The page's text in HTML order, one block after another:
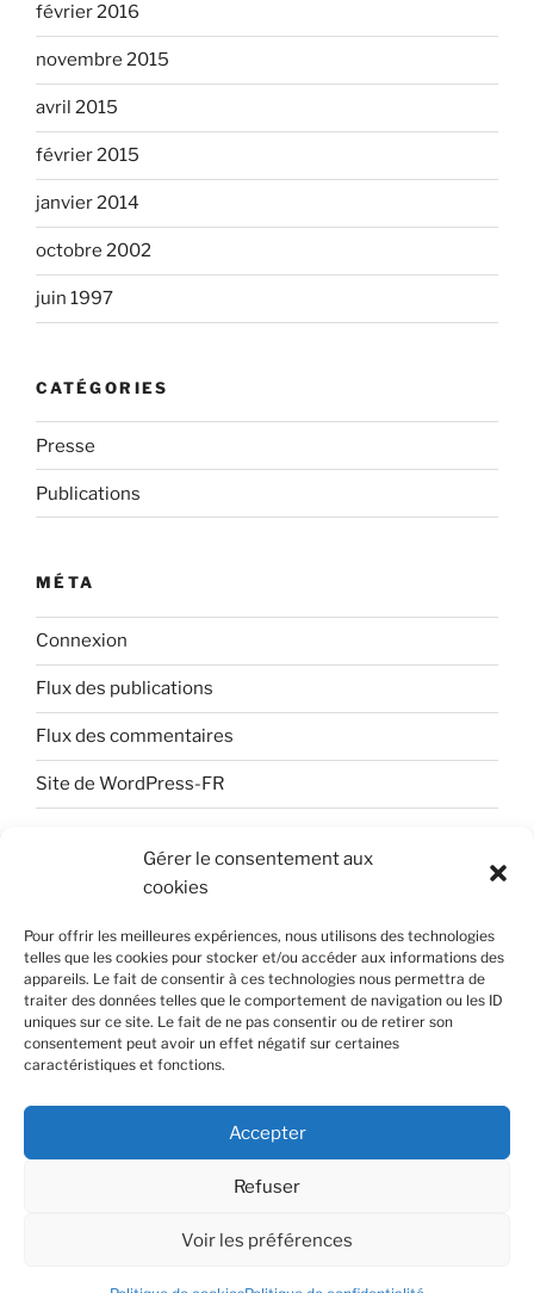
Gérer le consentement aux
cookies
Pour offrir les meilleures expériences, nous utilisons des technologies
telles que les cookies pour stocker et/ou accéder aux informations des
appareils. Le fait de consentir à ces technologies nous permettra de
traiter des données telles que le comportement de navigation ou les ID
uniques sur ce site. Le fait de ne pas consentir ou de retirer son
consentement peut avoir un effet négatif sur certaines
caractéristiques et fonctions.
Accepter
Refuser
Voir les préférences
février 2016
novembre 2015
avril 2015
février 2015
janvier 2014
octobre 2002
juin 1997
CATÉGORIES
Presse
Publications
MÉTA
Connexion
Flux des publications
Flux des commentaires
Site de WordPress-FR
Pierre Bellanger— Fondateur et PDG deSkyrock
Wikipedia|Cursus|Publications|Presse
Politique de confidentialité
Fièrement propulsé par